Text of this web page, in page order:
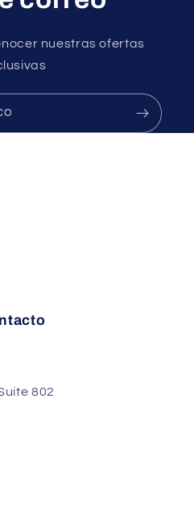
nuestras ofertas
802